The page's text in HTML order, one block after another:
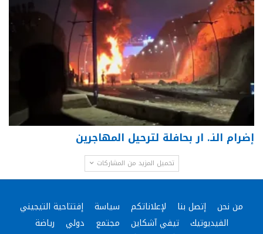
إضرام النـ. ار بحافلة لترحيل المهاجرين
تحميل المزيد من المشاركات
من نحن إتصل بنا لإعلاناتكم سياسة
إفتتاحية التيجيني
الفيديوتيك
تيفي آشكاين مجتمع دولي
رياضة